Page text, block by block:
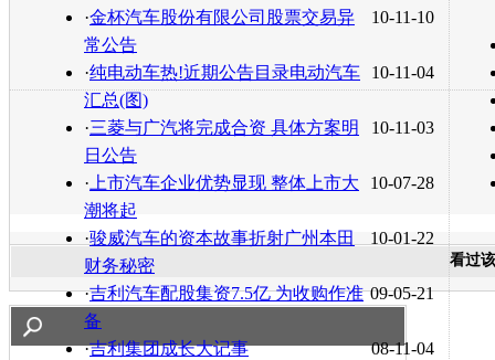
10-11-10
·金杯汽车股份有限公司股票交易异
常公告
10-11-04
·纯电动车热!近期公告目录电动汽车
汇总(图)
10-11-03
·三菱与广汽将完成合资 具体方案明
日公告
10-07-28
· 上市汽车企业优势显现 整体上市大
潮将起
10-01-22
·骏威汽车的资本故事折射广州本田
财务秘密
09-05-21
·吉利汽车配股集资7.5亿 为收购作准
备
08-11-04
·吉利集团成长大记事
看过